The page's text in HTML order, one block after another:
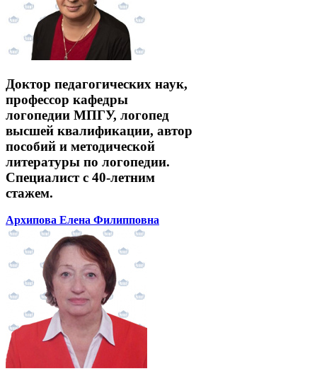
Доктор педагогических наук,
профессор кафедры
логопедии МПГУ, логопед
высшей квалификации, автор
пособий и методической
литературы по логопедии.
Специалист с 40-летним
стажем.
Архипова Елена Филипповна